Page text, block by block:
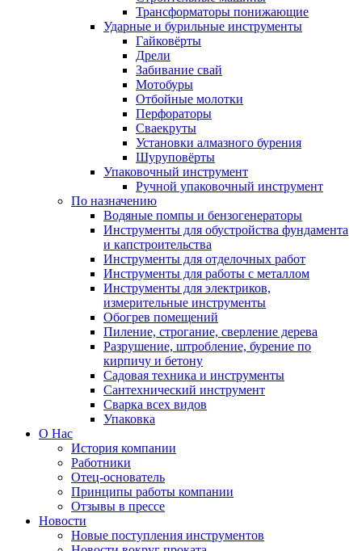
Трансформаторы понижающие
Ударные и бурильные инструменты
Гайковёрты
Дрели
Забивание свай
Мотобуры
Отбойные молотки
Перфораторы
Сваекруты
Установки алмазного бурения
Шуруповёрты
Упаковочный инструмент
Ручной упаковочный инструмент
По назначению
Водяные помпы и бензогенераторы
Инструменты для обустройства фундамента
и капстроительства
Инструменты для отделочных работ
Инструменты для работы с металлом
Инструменты для электриков,
измерительные инструменты
Обогрев помещений
Пиление, строгание, сверление дерева
Разрушение, штробление, бурение по
кирпичу и бетону
Садовая техника и инструменты
Сантехнический инструмент
Сварка всех видов
Упаковка
О Нас
История компании
Работники
Отец-основатель
Принципы работы компании
Отзывы в прессе
Новости
Новые поступления инструментов